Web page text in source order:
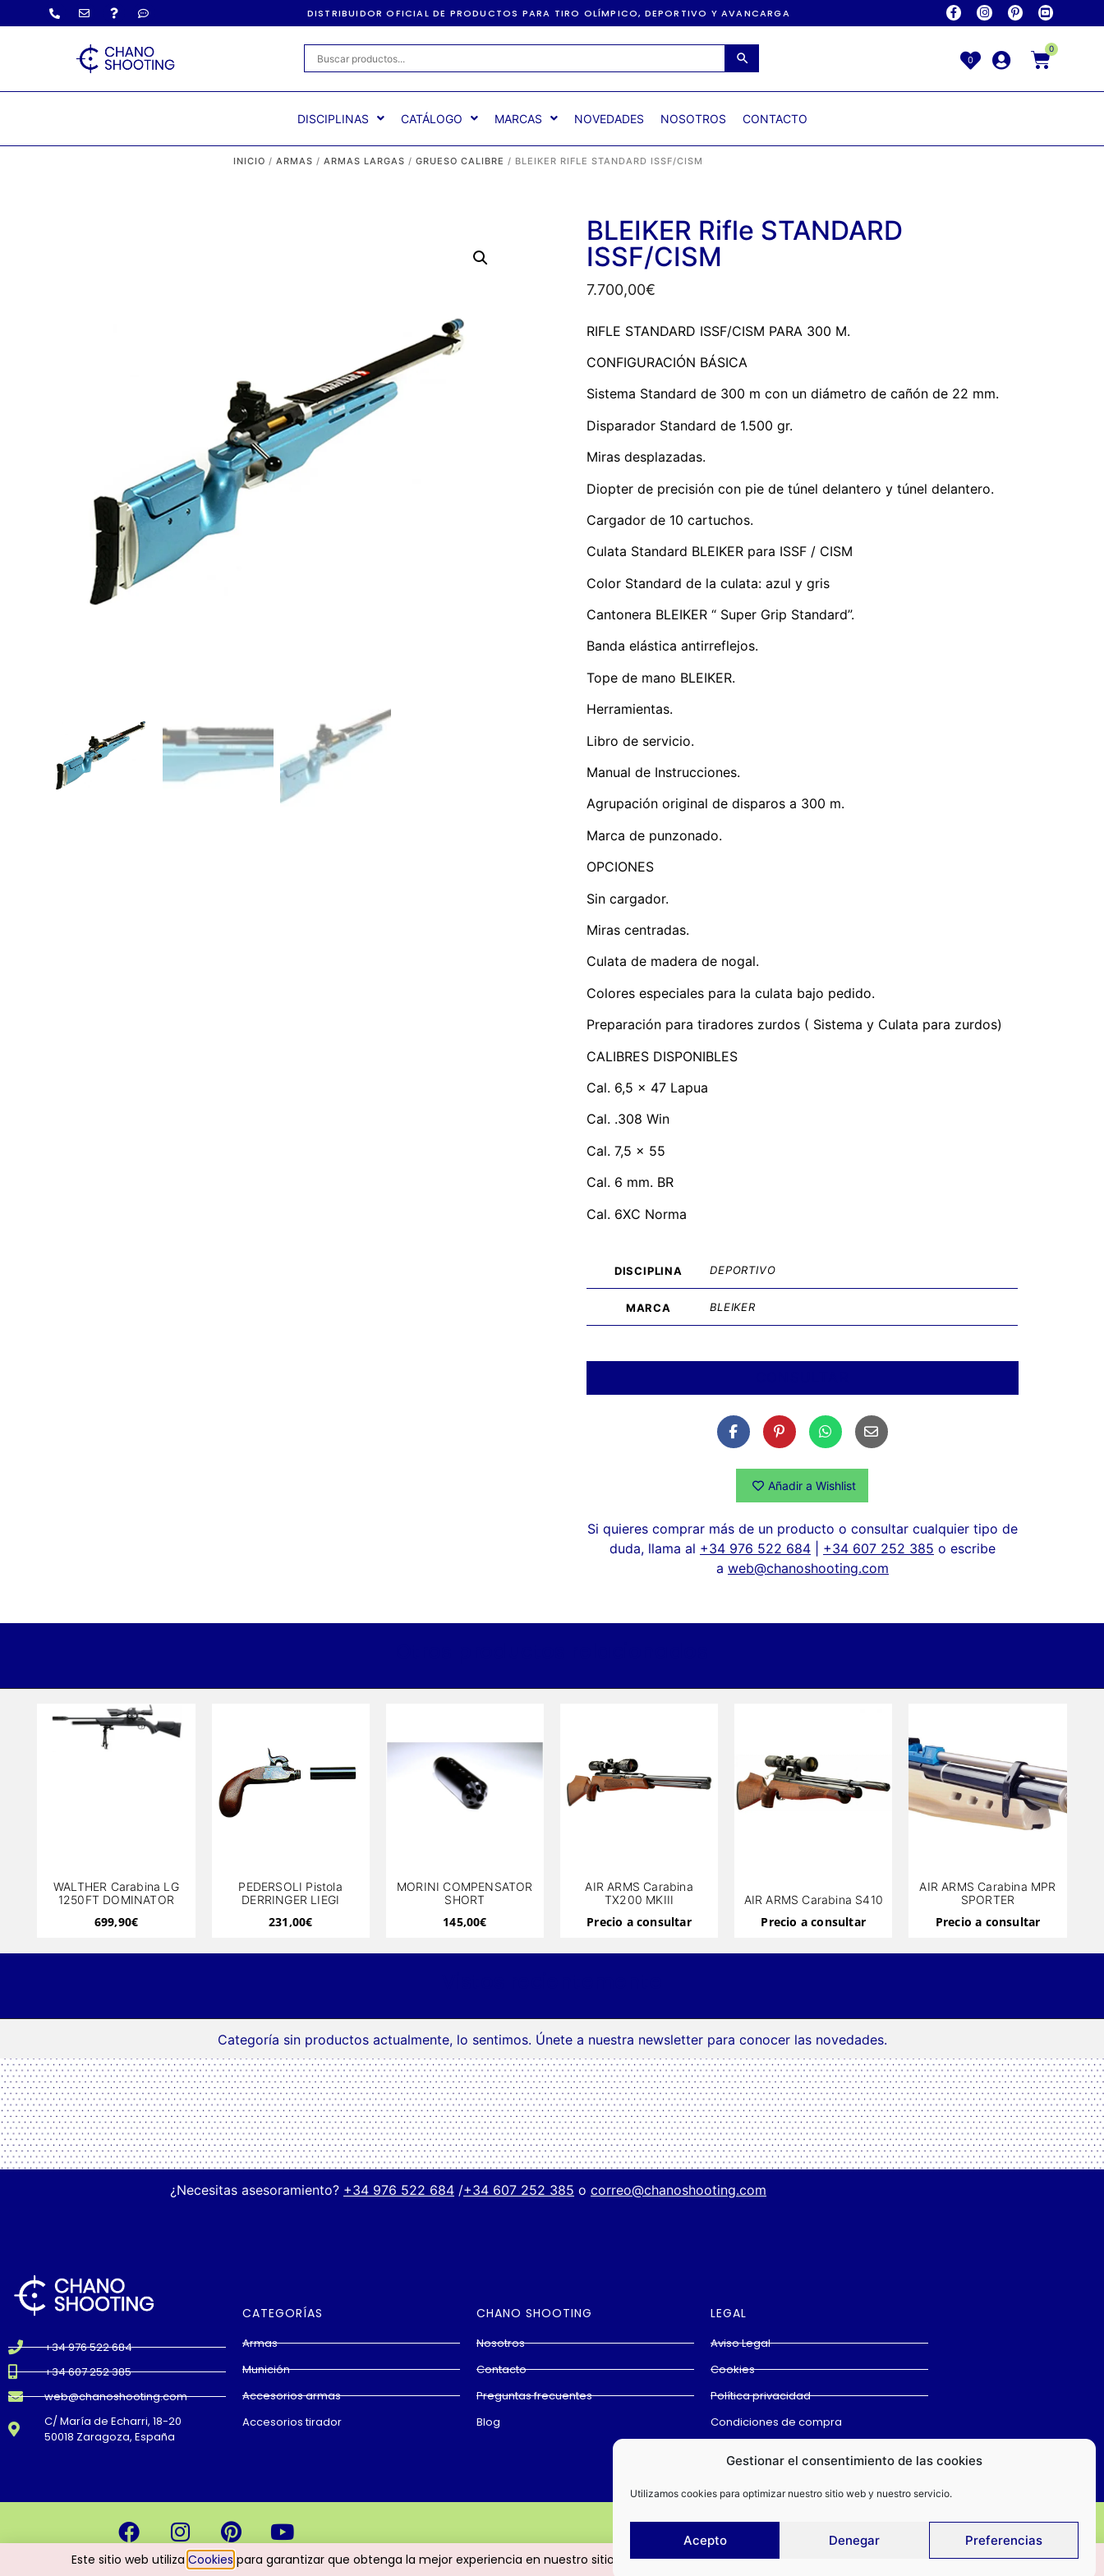
Gestionar el consentimiento de las cookies
Utilizamos cookies para optimizar nuestro sitio web y nuestro servicio.
Acepto Denegar Preferencias
DISTRIBUIDOR OFICIAL DE PRODUCTOS PARA TIRO OLÍMPICO, DEPORTIVO Y AVANCARGA
0
0
DISCIPLINAS CATÁLOGO MARCAS NOVEDADES NOSOTROS CONTACTO
INICIO / ARMAS / ARMAS LARGAS / GRUESO CALIBRE / BLEIKER RIFLE STANDARD ISSF/CISM
BLEIKER Rifle STANDARD
ISSF/CISM
7.700,00€
RIFLE STANDARD ISSF/CISM PARA 300 M.
CONFIGURACIÓN BÁSICA
Sistema Standard de 300 m con un diámetro de cañón de 22 mm.
Disparador Standard de 1.500 gr.
Miras desplazadas.
Diopter de precisión con pie de túnel delantero y túnel delantero.
Cargador de 10 cartuchos.
Culata Standard BLEIKER para ISSF / CISM
Color Standard de la culata: azul y gris
Cantonera BLEIKER “ Super Grip Standard”.
Banda elástica antirreflejos.
Tope de mano BLEIKER.
Herramientas.
Libro de servicio.
Manual de Instrucciones.
Agrupación original de disparos a 300 m.
Marca de punzonado.
OPCIONES
Sin cargador.
Miras centradas.
Culata de madera de nogal.
Colores especiales para la culata bajo pedido.
Preparación para tiradores zurdos ( Sistema y Culata para zurdos)
CALIBRES DISPONIBLES
Cal. 6,5 x 47 Lapua
Cal. .308 Win
Cal. 7,5 x 55
Cal. 6 mm. BR
Cal. 6XC Norma
DISCIPLINA DEPORTIVO
MARCA BLEIKER
Añadir a Wishlist
Si quieres comprar más de un producto o consultar cualquier tipo de
duda, llama al +34 976 522 684| +34 607 252 385 o escribe
a web@chanoshooting.com
WALTHER Carabina LG
1250FT DOMINATOR
699,90€
PEDERSOLI Pistola
DERRINGER LIEGI
231,00€
MORINI COMPENSATOR
SHORT
145,00€
AIR ARMS Carabina
TX200 MKIII
Precio a consultar
AIR ARMS Carabina S410
Precio a consultar
AIR ARMS Carabina MPR
SPORTER
Precio a consultar
Categoría sin productos actualmente, lo sentimos. Únete a nuestra newsletter para conocer las novedades.
¿Necesitas asesoramiento? +34 976 522 684 /+34 607 252 385 o correo@chanoshooting.com
+34 976 522 684
+34 607 252 385
web@chanoshooting.com
C/ María de Echarri, 18-20
50018 Zaragoza, España
CATEGORÍAS
Armas
Munición
Accesorios armas
Accesorios tirador
CHANO SHOOTING
Nosotros
Contacto
Preguntas frecuentes
Blog
LEGAL
Aviso Legal
Cookies
Política privacidad
Condiciones de compra
ChanoShooting © All rights reserved
Este sitio web utiliza Cookies para garantizar que obtenga la mejor experiencia en nuestro sitio web.